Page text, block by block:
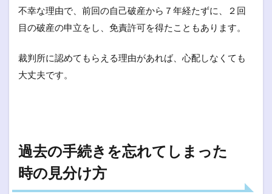
不幸な理由で、前回の自己破産から７年経たずに、２回
目の破産の申立をし、免責許可を得たこともあります。
裁判所に認めてもらえる理由があれば、心配しなくても
大丈夫です。
過去の手続きを忘れてしまった
時の見分け方